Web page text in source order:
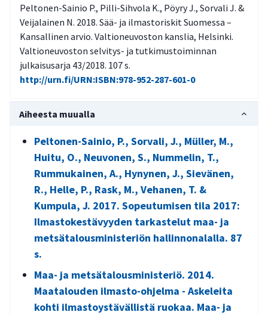
Peltonen-Sainio P., Pilli-Sihvola K., Pöyry J., Sorvali J. &
Veijalainen N. 2018. Sää- ja ilmastoriskit Suomessa –
Kansallinen arvio. Valtioneuvoston kanslia, Helsinki.
Valtioneuvoston selvitys- ja tutkimustoiminnan
julkaisusarja 43/2018. 107 s.
http://urn.fi/URN:ISBN:978-952-287-601-0
Aiheesta muualla
Peltonen-Sainio, P., Sorvali, J., Müller, M.,
Huitu, O., Neuvonen, S., Nummelin, T.,
Rummukainen, A., Hynynen, J., Sievänen,
R., Helle, P., Rask, M., Vehanen, T. &
Kumpula, J. 2017. Sopeutumisen tila 2017:
Ilmastokestävyyden tarkastelut maa- ja
metsätalousministeriön hallinnonalalla. 87
s.
Maa- ja metsätalousministeriö. 2014.
Maatalouden ilmasto-ohjelma - Askeleita
kohti ilmastoystävällistä ruokaa. Maa- ja